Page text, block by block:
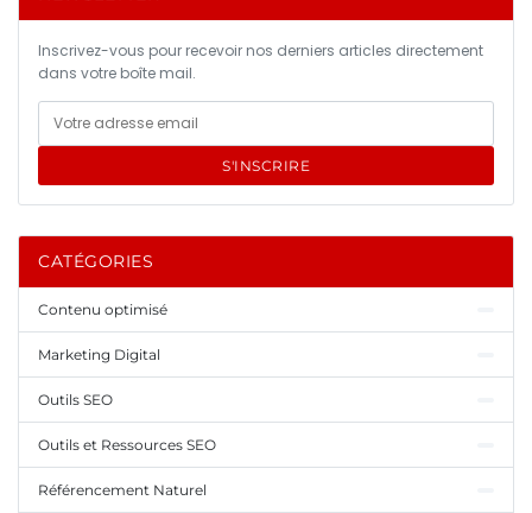
Inscrivez-vous pour recevoir nos derniers articles directement
dans votre boîte mail.
S'INSCRIRE
CATÉGORIES
Contenu optimisé
Marketing Digital
Outils SEO
Outils et Ressources SEO
Référencement Naturel